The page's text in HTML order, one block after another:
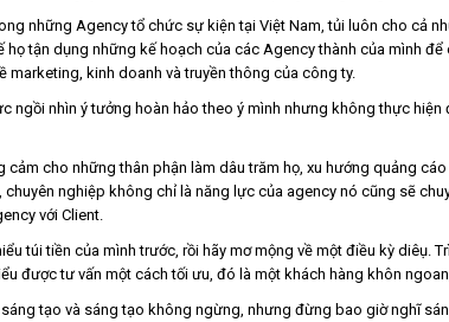
những Agency tổ chức sự kiện tại Việt Nam, tủi luôn cho cả
họ tận dụng những kế hoạch của các Agency thành của mình
kinh doanh và truyền thông của công ty.
ngồi nhìn ý tưởng hoàn hảo theo ý mình nhưng không thực hiện
cảm cho những thân phận làm dâu trăm họ, xu hướng quảng
nghiệp không chỉ là năng lực của agency nó cũng sẽ
với Client.
túi tiền của mình trước, rồi hãy mơ mộng về một điều kỳ diêụ.
được tư vấn một cách tối ưu, đó là một khách hàng khôn
tạo và sáng tạo không ngừng, nhưng đừng bao giờ nghĩ